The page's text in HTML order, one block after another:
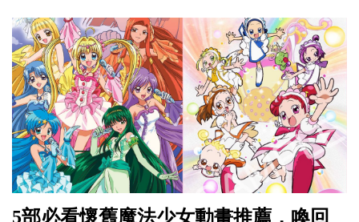
5部必看懷舊魔法少女動畫推薦，喚回